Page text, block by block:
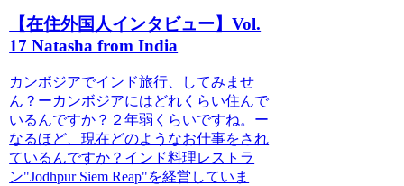
【在住外国人インタビュー】Vol.
17 Natasha from India
カンボジアでインド旅行、してみませ
ん？ーカンボジアにはどれくらい住んで
いるんですか？２年弱くらいですね。ー
なるほど、現在どのようなお仕事をされ
ているんですか？インド料理レストラ
ン"Jodhpur Siem Reap"を経営していま